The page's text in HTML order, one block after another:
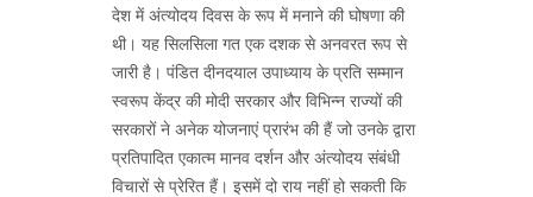
देश में अंत्योदय दिवस के रूप में मनाने की घोषणा की
थी। यह सिलसिला गत एक दशक से अनवरत रूप से
जारी है। पंडित दीनदयाल उपाध्याय के प्रति सम्मान
स्वरूप केंद्र की मोदी सरकार और विभिन्न राज्यों की
सरकारों ने अनेक योजनाएं प्रारंभ की हैं जो उनके द्वारा
प्रतिपादित एकात्म मानव दर्शन और अंत्योदय संबंधी
विचारों से प्रेरित हैं। इसमें दो राय नहीं हो सकती कि